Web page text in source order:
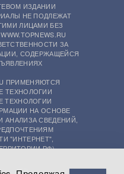
ИЗДАНИИ
НЕ ПОДЛЕЖАТ
ЛИЦАМИ БЕЗ
ЗА
СОДЕРЖАЩЕЙСЯ
ПРИМЕНЯЮТСЯ
ТЕХНОЛОГИИ
ТЕХНОЛОГИИ
НА ОСНОВЕ
АНАЛИЗА СВЕДЕНИЙ,
"ИНТЕРНЕТ",
РФ)